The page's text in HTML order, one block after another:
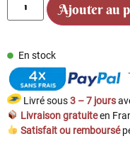
Ajouter au
En stock
Livré sous3 – 7 jours
Livraison gratuiteen
Satisfait ou remboursé